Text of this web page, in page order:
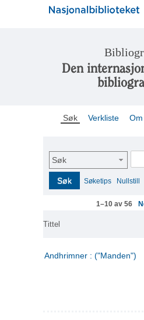
Den
Søk Verkliste
Søk
Søk Søketips Nullstill
1–10 av 56
Tittel
Andhrimner : ("Manden")